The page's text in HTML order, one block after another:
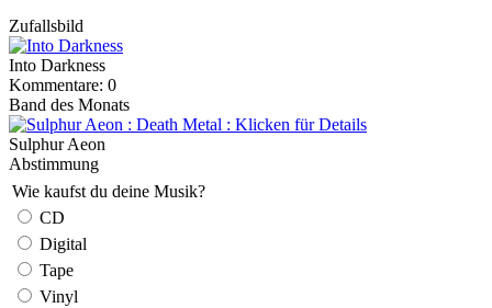
Zufallsbild
Into Darkness
Kommentare: 0
Band des Monats
Sulphur Aeon
Abstimmung
Wie kaufst du deine Musik?
CD
Digital
Tape
Vinyl